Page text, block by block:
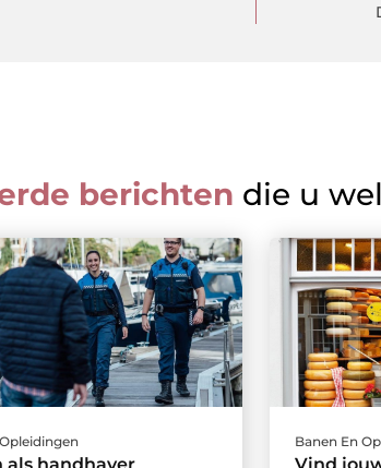
berichten die u
Banen En